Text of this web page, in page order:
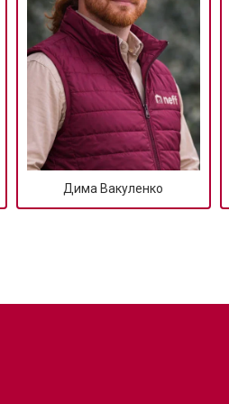
от 80 мин
от 50 мин
от 50 мин
Дима Вакуленко